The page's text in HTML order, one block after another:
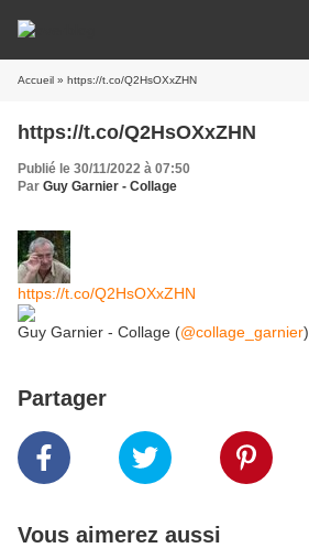
Accueil » https://t.co/Q2HsOXxZHN
https://t.co/Q2HsOXxZHN
Publié le 30/11/2022 à 07:50
Par Guy Garnier - Collage
https://t.co/Q2HsOXxZHN
Guy Garnier - Collage (@collage_garnier)
Partager
Vous aimerez aussi